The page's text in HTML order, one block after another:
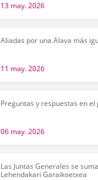
13 may. 2026
Aliadas por una Álava más
11 may. 2026
Preguntas y respuestas en
06 may. 2026
Las Juntas Generales se
Lehendakari Garaikoetxea